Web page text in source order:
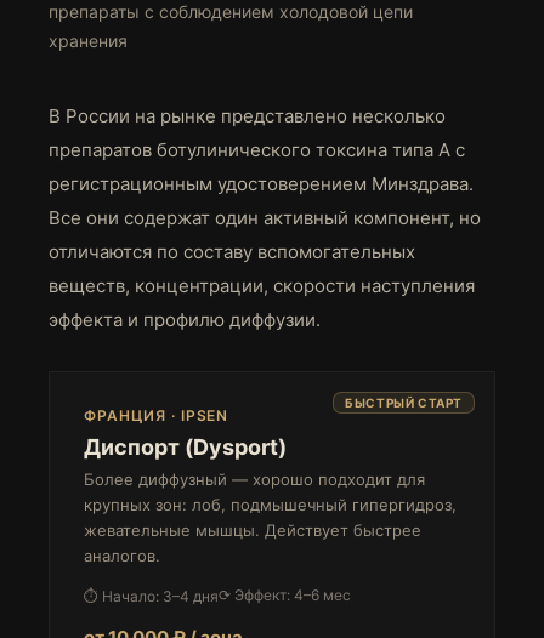
препараты с соблюдением холодовой цепи
хранения
В России на рынке представлено несколько
препаратов ботулинического токсина типа А с
регистрационным удостоверением Минздрава.
Все они содержат один активный компонент, но
отличаются по составу вспомогательных
веществ, концентрации, скорости наступления
эффекта и профилю диффузии.
БЫСТРЫЙ СТАРТ
ФРАНЦИЯ · IPSEN
Диспорт (Dysport)
Более диффузный — хорошо подходит для
крупных зон: лоб, подмышечный гипергидроз,
жевательные мышцы. Действует быстрее
аналогов.
⏱ Начало: 3–4 дня⟳ Эффект: 4–6 мес